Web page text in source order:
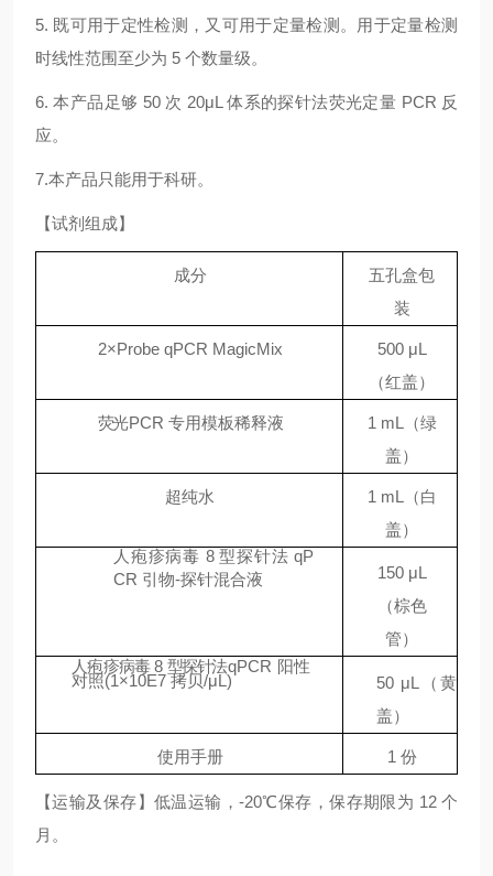
5. 既可用于定性检测，又可用于定量检测。用于定量检测
时线性范围至少为 5 个数量级。
6. 本产品足够 50 次 20μL 体系的探针法荧光定量 PCR 反
应。
7.本产品只能用于科研。
【试剂组成】
成分
五孔盒包
装
2×Probe qPCR MagicMix 500 μL
（红盖）
荧光PCR 专用模板稀释液 1 mL
（绿
盖）
超纯水 1 mL
（白
盖）
人疱疹病毒 8型探针法 qP
CR 引物-探针混合液 150 μL
（棕色
管）
人疱疹病毒8型探针法qPCR 阳性
对照(1×10E7 拷贝/μL) 50 μL （ 黄
盖）
使用手册 1 份
【运输及保存】低温运输，-20℃保存，保存期限为 12 个
月。